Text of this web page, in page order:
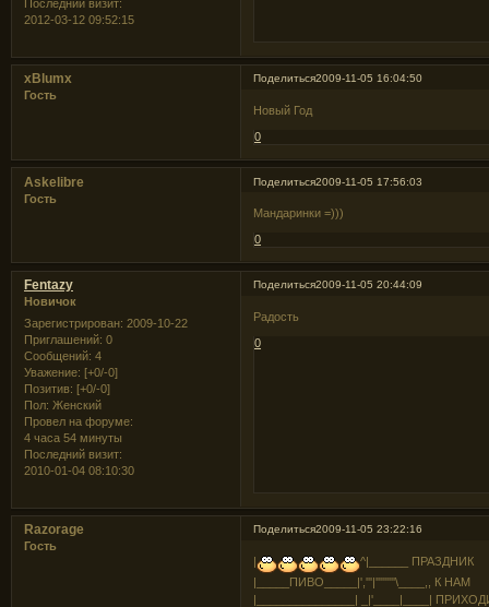
Последний визит:
2012-03-12 09:52:15
Поделиться2009-11-05 16:04:50
xBlumx
Гость
Новый Год
0
Поделиться2009-11-05 17:56:03
Askelibre
Гость
Мандаринки =)))
0
Поделиться2009-11-05 20:44:09
Fentazy
Новичок
Зарегистрирован: 2009-10-22
Приглашений: 0
Сообщений: 4
Уважение: [+0/-0]
Позитив: [+0/-0]
Пол: Женский
Провел на форуме:
4 часа 54 минуты
Последний визит:
2010-01-04 08:10:30
Радость
0
Поделиться2009-11-05 23:22:16
Razorage
Гость
|
^|______ ПРАЗДНИК
|_____ПИВО_____|','''|'''''''''\____,, К НАМ
|_______________| _|'____|____|